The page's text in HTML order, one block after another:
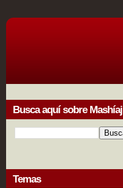
Busca aquí sobre Mashíaj
Temas